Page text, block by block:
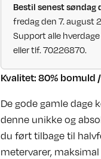
Bestil senest søndag
fredag den 7. august
Support alle
eller tlf. 70226870.
Kvalitet: 80% bomuld
De gode gamle dage
denne unikke og
du ført tilbage til
metervarer,